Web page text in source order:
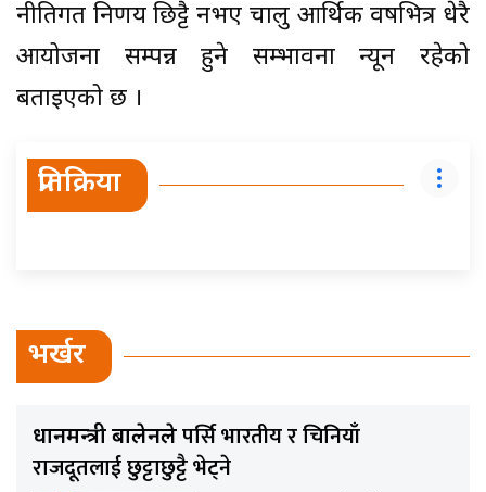
नीतिगत निर्णय छिट्टै नभए चालु आर्थिक वर्षभित्र धेरै
आयोजना सम्पन्न हुने सम्भावना न्यून रहेको
बताइएको छ ।
प्रतिक्रिया
भर्खर
प्रधानमन्त्री बालेनलेपर्सि भारतीय र चिनियाँ
राजदूतलाई छुट्टाछुट्टै भेट्ने